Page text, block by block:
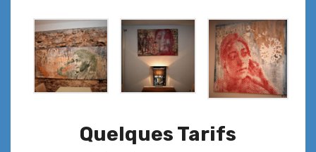
Quelques Tarifs